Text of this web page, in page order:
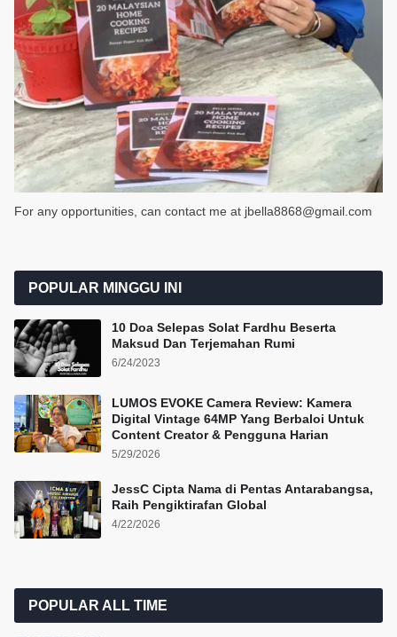
For any opportunities, can contact me at jbella8868@gmail.com
POPULAR MINGGU INI
10 Doa Selepas Solat Fardhu Beserta
Maksud Dan Terjemahan Rumi
6/24/2023
LUMOS EVOKE Camera Review: Kamera
Digital Vintage 64MP Yang Berbaloi Untuk
Content Creator & Pengguna Harian
5/29/2026
JessC Cipta Nama di Pentas Antarabangsa,
Raih Pengiktirafan Global
4/22/2026
POPULAR ALL TIME